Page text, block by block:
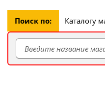
Поиск по: Каталогу